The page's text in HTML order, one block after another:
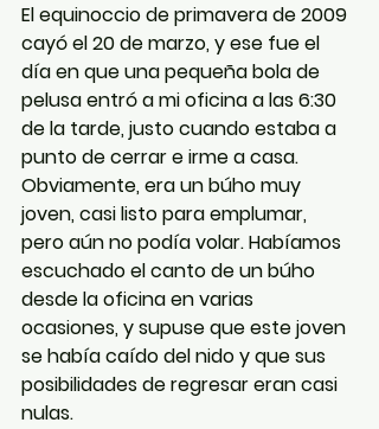
El equinoccio de primavera de 2009
cayó el 20 de marzo, y ese fue el
día en que una pequeña bola de
pelusa entró a mi oficina a las 6:30
de la tarde, justo cuando estaba a
punto de cerrar e irme a casa.
Obviamente, era un búho muy
joven, casi listo para emplumar,
pero aún no podía volar. Habíamos
escuchado el canto de un búho
desde la oficina en varias
ocasiones, y supuse que este joven
se había caído del nido y que sus
posibilidades de regresar eran casi
nulas.